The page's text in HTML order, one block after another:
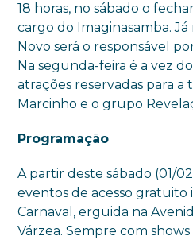
18 horas, no sábado o
cargo do Imaginasamba.
Novo será o responsável
Na segunda-feira é a vez
atrações reservadas para a
Marcinho e o grupo
Programação
A partir deste sábado (01/
eventos de acesso gratuito
Carnaval, erguida na
Várzea. Sempre com